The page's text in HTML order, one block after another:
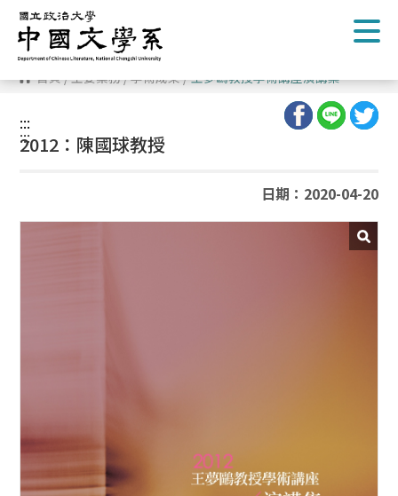
跳
到
主
要
內
容 首頁/主要業務/學術成果/王夢鷗教授學術講座演講集
:::
:::
2012：陳國球教授
日期：2020-04-20